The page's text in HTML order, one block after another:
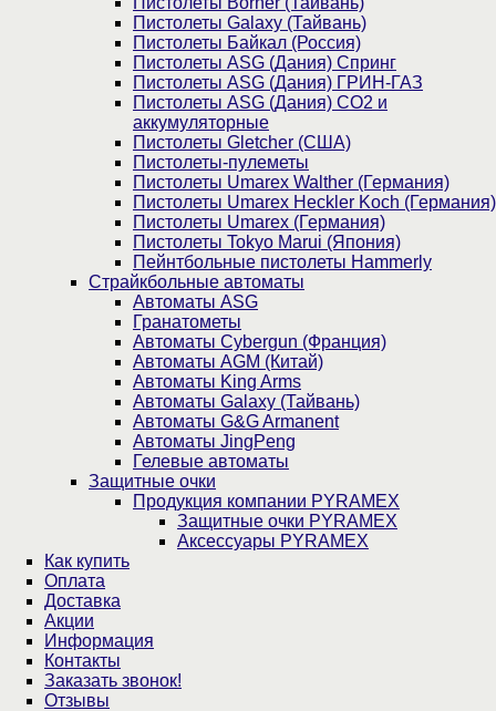
Пистолеты Galaxy (Тайвань)
Пистолеты Байкал (Россия)
Пистолеты ASG (Дания) Спринг
Пистолеты ASG (Дания) ГРИН-ГАЗ
Пистолеты ASG (Дания) CO2 и
аккумуляторные
Пистолеты Gletcher (США)
Пистолеты-пулеметы
Пистолеты Umarex Walther (Германия)
Пистолеты Umarex Heckler Koch (Германия)
Пистолеты Umarex (Германия)
Пистолеты Tokyo Marui (Япония)
Пейнтбольные пистолеты Hammerly
Страйкбольные автоматы
Автоматы ASG
Гранатометы
Автоматы Cybergun (Франция)
Автоматы AGM (Китай)
Автоматы King Arms
Автоматы Galaxy (Тайвань)
Автоматы G&G Armanent
Автоматы JingPeng
Гелевые автоматы
Защитные очки
Продукция компании PYRAMEX
Защитные очки PYRAMEX
Аксессуары PYRAMEX
Как купить
Оплата
Доставка
Акции
Информация
Контакты
Заказать звонок!
Отзывы